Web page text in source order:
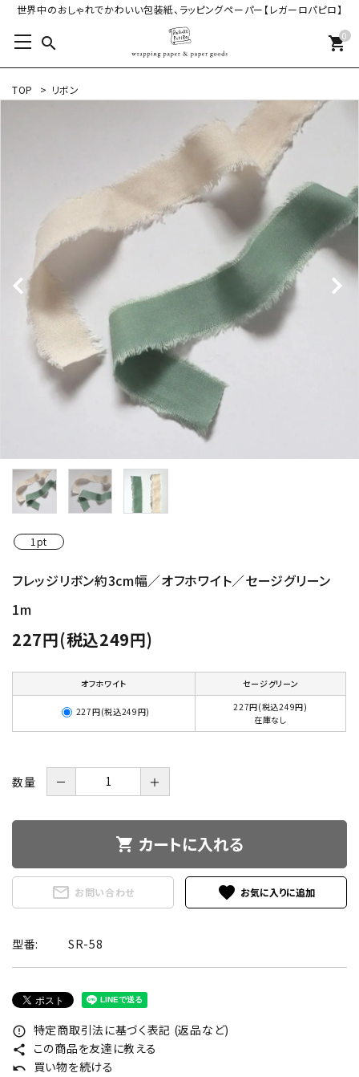
世界中のおしゃれでかわいい包装紙、ラッピングペーパー【レガーロパピロ】
search 0
shopping_cart
TOP > リボン
1pt
フレッジリボン約3cm幅／オフホワイト／セージグリーン
1m
227円(税込249円)
オフホワイト セージグリーン
227円(税込249円)
227円(税込249円)
在庫なし
数量 － ＋
shopping_cart カートに入れる
mail_outline お問い合わせ favorite
型番: SR-58
error_outline 特定商取引法に基づく表記 (返品など)
share この商品を友達に教える
undo 買い物を続ける